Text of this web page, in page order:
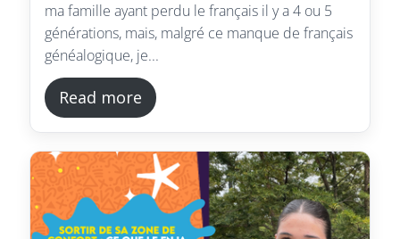
ma famille ayant perdu le français il y a 4 ou 5
générations, mais, malgré ce manque de français
généalogique, je...
Read more